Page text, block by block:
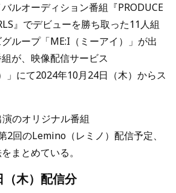
ルオーディション番組『PRODUCE
』でデビューを勝ち取った11人組
ループ「ME:I（ミーアイ）」が出
が、映像配信サービス
」にて2024年10月24日（木）からス
のオリジナル番組
2回のLemino（レミノ）配信予定、
まとめている。
（木）配信分